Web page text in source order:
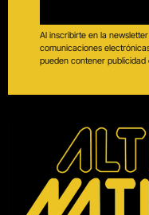
Al inscribirte en la
comunicaciones
pueden contener